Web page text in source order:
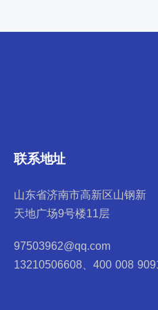
联系地址
山东省济南市高新区山钢新
天地广场9号楼11层
97503962@qq.com
13210506608、400 008